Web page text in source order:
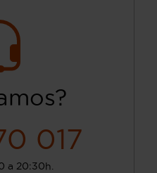
017
a 20:30h.